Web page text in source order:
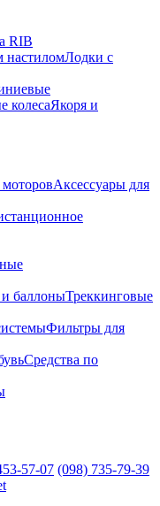
RIB
настиломЛодки с
колесаЯкоря и
Аксессуары для
баллоныТреккинговые
Фильтры для
Средства по
57-07 (098) 735-79-39